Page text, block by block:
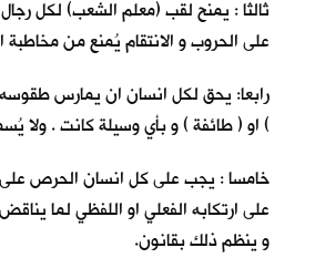
ثالثا : يمنح لقب (معلم الشعب) لكل
على الحروب و الانتقام يُمنع من
رابعا: يحق لكل انسان ان يمارس طقوسه
) او ( طائفة ) و بأي وسيلة كانت . ولا
خامسا : يجب على كل انسان الحرص على
على ارتكابه الفعلي او اللفظي لما
و ينظم ذلك بقانون.